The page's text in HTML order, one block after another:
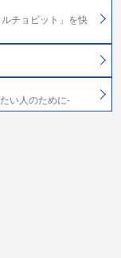
チョビット」を快
い人のために-